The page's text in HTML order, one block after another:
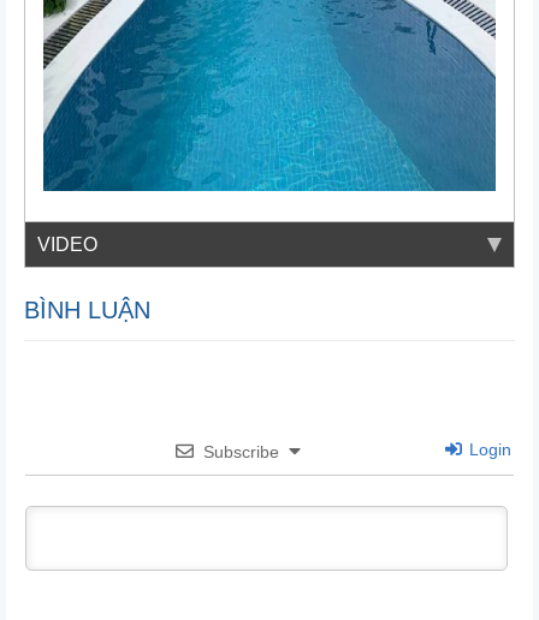
VIDEO
BÌNH LUẬN
Subscribe Login